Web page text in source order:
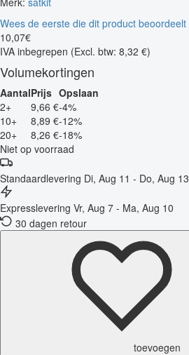
Wees de eerste die dit product beoordeelt
10,07€
IVA inbegrepen (Excl. btw: 8,32 €)
Volumekortingen
AantalPrijs Opslaan
2+
9,66 €-4%
10+
8,89 €-12%
20+
8,26 €-18%
Niet op voorraad
Standaardlevering Di, Aug 11 - Do, Aug 13
Expresslevering Vr, Aug 7 - Ma, Aug 10
30 dagen retour
toevoegen